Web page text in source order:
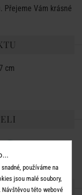
Přejeme Vám krásné
cm
SÉRIE
používáme na
jsou malé soubory,
Návštěvou této webové